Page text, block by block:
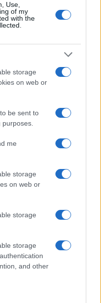
Use,
of my
with the
storage
on web or
be sent to
me
storage
on web or
storage
storage
and other
5 του ΝΑΤΟ» η
Σ. Αραβία και
η Αίγυπτος;
τα κόβω….
View Replies